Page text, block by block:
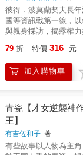
機拾取情愛
混用，讓《
學詮釋的空間。 張
典舊作《猴
出。陳榮強
探討了張貴
南方」的意
小說能被放
化產生關連
議題提供
畫家 CAN
憲子，兩種
格，呈現「
王」原本生
CAN 以細
筆觸描繪
的方式創作
橡皮章和壓
就是〈不滿
樣讓人看到
結果他還是
事氣成那樣
忍不住笑出
常跨不出去的。 另
覺得驚喜的
一篇。「清
彼得．波莫蘭契夫長
國等資訊戰第一線，
與親身採訪，揭露權力
個現實，民主、信任
本書帶領讀者穿越資訊
生、卻經常被忽略的現
79 折 特價 316 元
加入購物車
青瓷【才女逆襲神
王】
有吉佐和子 著
有些故事以人物為主